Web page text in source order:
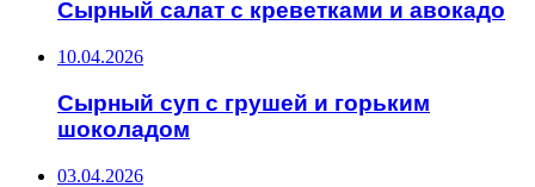
Сырный салат с креветками и авокадо
10.04.2026
Сырный суп с грушей и горьким
шоколадом
03.04.2026